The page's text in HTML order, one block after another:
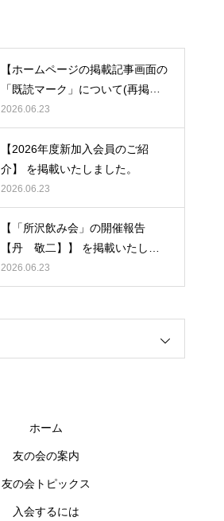
【ホームページの掲載記事画面の
「既読マーク」について(再掲
載)】 を掲載いたしました。
2026.06.23
【2026年度新加入会員のご紹
介】 を掲載いたしました。
2026.06.23
【「所沢飲み会」の開催報告
【丹 敬二】】 を掲載いたしま
した。
2026.06.23
ホーム
友の会の案内
友の会トピックス
入会するには